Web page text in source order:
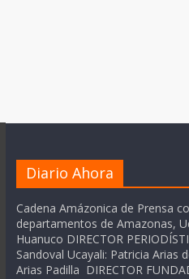
Diario Ahora
Cadena Amázonica de Prensa
departamentos de Amazonas,
Huanuco DIRECTOR
Sandoval Ucayali: Patricia Arias
Arias Padilla DIRECTOR